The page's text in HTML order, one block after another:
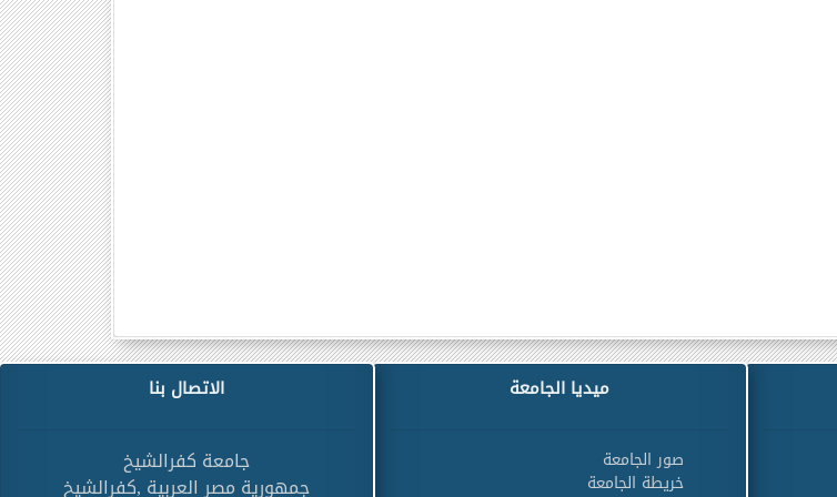
ميديا الجامعة
صور الجامعة
خريطة الجامعة
الاتصال بنا
جامعة كفرالشيخ
جمهورية مصر العربية ,كفرالشيخ